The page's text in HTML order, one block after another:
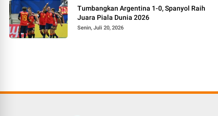
Tumbangkan Argentina 1-0, Spanyol Raih
Juara Piala Dunia 2026
Senin, Juli 20, 2026